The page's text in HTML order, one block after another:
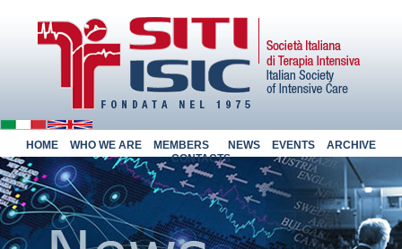
HOME WHO WE ARE MEMBERS NEWS EVENTS
ARCHIVE
CONTACTS